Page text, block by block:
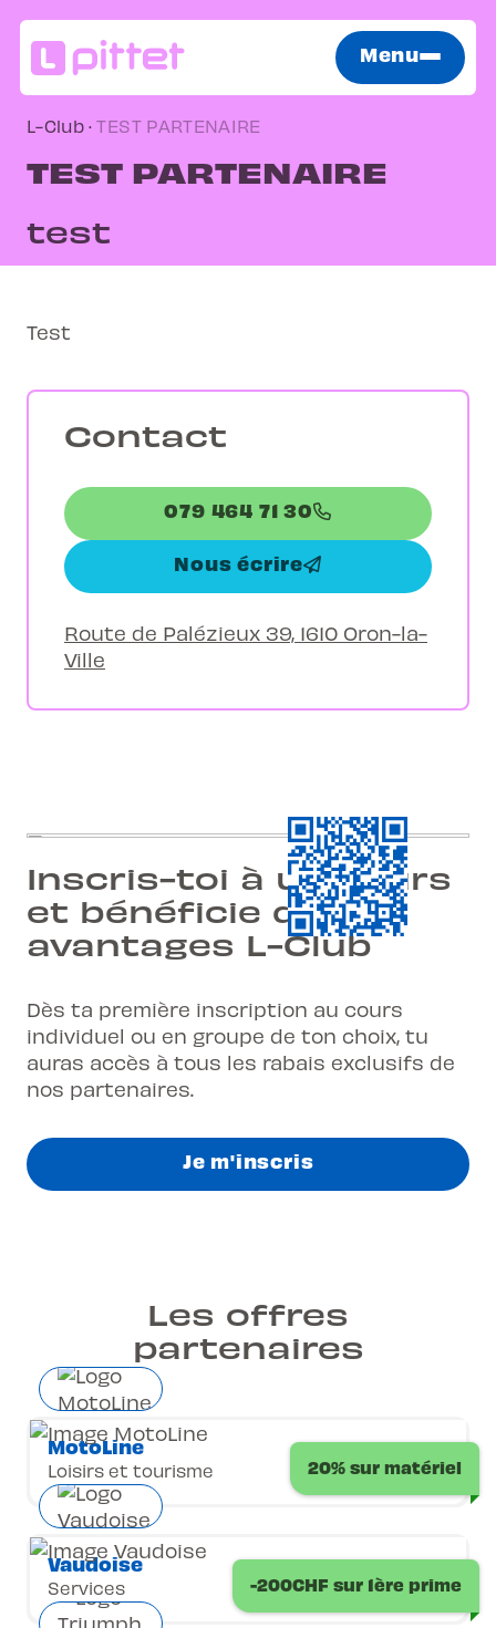
Menu
L-Club · TEST PARTENAIRE
TEST PARTENAIRE
test
Test
Contact
079 464 71 30
Nous écrire
Route de Palézieux 39, 1610 Oron-la-
Ville
Inscris-toi à un cours
et bénéficie des
avantages L-Club
Dès ta première inscription au cours
individuel ou en groupe de ton choix, tu
auras accès à tous les rabais exclusifs de
nos partenaires.
Je m'inscris
Les offres
partenaires
20% sur matériel
MotoLine
Loisirs et tourisme
-200CHF sur 1ère prime
Vaudoise
Services